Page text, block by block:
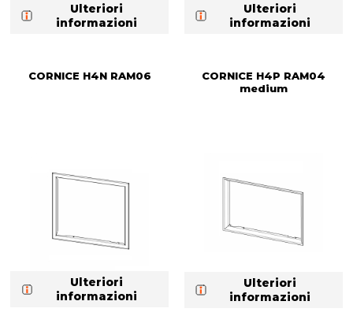
Ulteriori
informazioni
Ulteriori
informazioni
CORNICE H4N RAM06
Ulteriori
informazioni
CORNICE H4P RAM04
medium
Ulteriori
informazioni